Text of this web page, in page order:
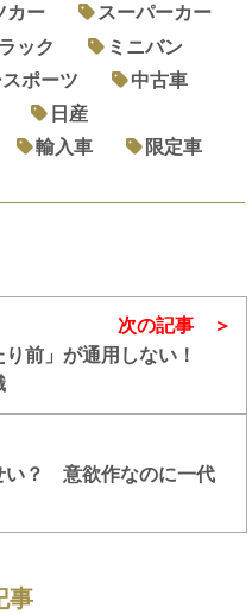
カー
スーパーカー
ラック
ミニバン
ポーツ
中古車
日産
輸入車
限定車
い？ 意欲作なのに一代
次の記事
り前」が通用しない！
事